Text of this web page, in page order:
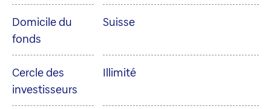
Domicile du
fonds
Suisse
Cercle des
investisseurs
Illimité